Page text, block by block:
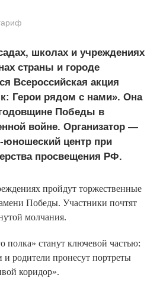
школах и учреждениях
страны и городе
Всероссийская акция
Герои рядом с нами». Она
Победы в
войне. Организатор —
юношеский центр при
просвещения РФ.
пройдут торжественные
Победы. Участники почтят
молчания.
полка» станут ключевой частью:
и родители пронесут портреты
коридор».